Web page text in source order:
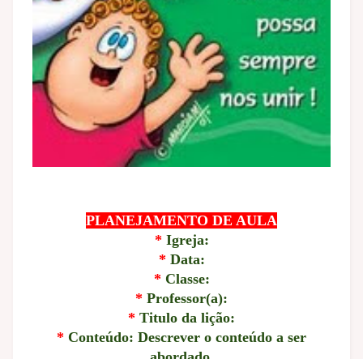
PLANEJAMENTO DE AULA
* Igreja:
* Data:
* Classe:
* Professor(a):
* Titulo da lição:
* Conteúdo: Descrever o conteúdo a ser